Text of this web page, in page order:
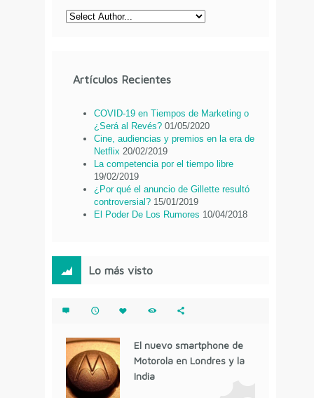
Artículos Recientes
COVID-19 en Tiempos de Marketing o
¿Será al Revés? 01/05/2020
Cine, audiencias y premios en la era de
Netflix 20/02/2019
La competencia por el tiempo libre
19/02/2019
¿Por qué el anuncio de Gillette resultó
controversial? 15/01/2019
El Poder De Los Rumores 10/04/2018
Lo más visto
El nuevo smartphone de
Motorola en Londres y la
India